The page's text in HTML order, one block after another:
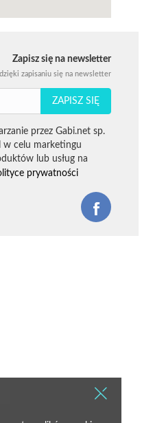
Zapisz się na newsletter
zapisaniu się na newsletter
ZAPISZ SIĘ
przez Gabi.net sp.
w celu marketingu
lub usług na
prywatności